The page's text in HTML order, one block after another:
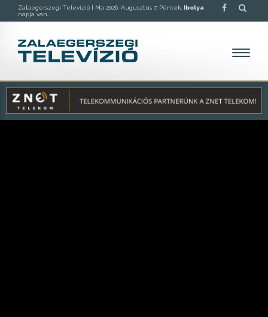
Zalaegerszegi Televízió | Ma 2026. Augusztus 7. Péntek, Ibolya
napja van.